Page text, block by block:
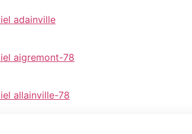
adainville
aigremont-78
allainville-78